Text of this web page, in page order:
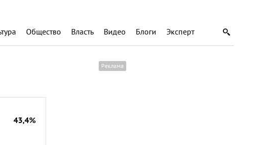
Общество Власть Видео Блоги Эксперт
43,4%